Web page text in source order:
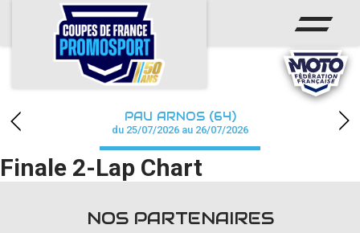
ACCUEIL
ACTUS
CALENDRIER
CHAMPIONNAT
RÉSULTATS
PAU ARNOS (64)
du 25/07/2026 au 26/07/2026
Finale 2-Lap Chart
NOS PARTENAIRES